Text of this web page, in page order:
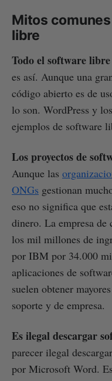
Mitos
libre
Todo el software
es así. Aunque una
código abierto es de
lo son. WordPress y
ejemplos de software
Los proyectos de
Aunque las
ONGs gestionan
eso no significa que
dinero. La empresa
los mil millones de
por IBM por 34.000
aplicaciones de
suelen obtener
soporte y de empresa.
Es ilegal descargar
parecer ilegal
por Microsoft Word.